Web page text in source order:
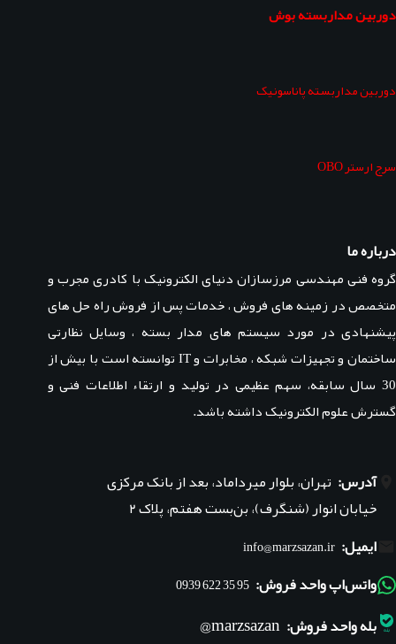
دوربین مداربسته بوش
دوربین مداربسته پاناسونیک
سرج ارستر OBO
درباره ما
گروه فنی مهندسی مرزسازان دنیای الکترونیک با کادری مجرب و
متخصص در زمینه های فروش ، خدمات پس از فروش راه حل های
پیشنهادی در مورد سیستم های مدار بسته ، وسایل نظارتی
ساختمان و تجهیزات شبکه ، مخابرات و IT توانسته است با بیش از
30 سال سابقه، سهم عظیمی در تولید و ارتقاء اطلاعات فنی و
گسترش علوم الکترونیک داشته باشد.
آدرس: تهران، بلوار میرداماد، بعد از بانک مرکزی
خیابان انوار (شنگرف)، بن‌بست هفتم، پلاک ۲
ایمیل: info@marzsazan.ir
واتس‌اپ واحد فروش: 95 35 622 0939
بله واحد فروش: marzsazan@